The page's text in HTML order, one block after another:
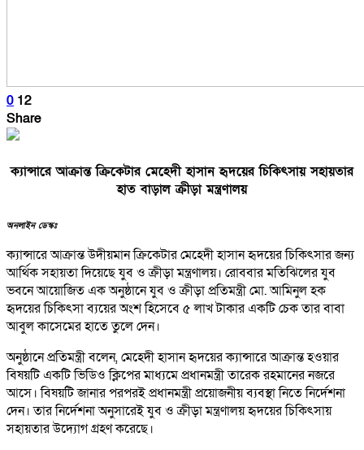
0 12
Share
ক্যান্সারে আক্রান্ত ক্রিকেটার মেহেদী হাসান হৃদয়ের চিকিৎসায় সহায়তার
হাত বাড়াল ক্রীড়া মন্ত্রণালয়
অনলাইন ডেস্কঃ
ক্যান্সারে আক্রান্ত উদীয়মান ক্রিকেটার মেহেদী হাসান হৃদয়ের চিকিৎসার জন্য
আর্থিক সহায়তা দিয়েছে যুব ও ক্রীড়া মন্ত্রণালয়। রোববার মতিঝিলের যুব
ভবনে আয়োজিত এক অনুষ্ঠানে যুব ও ক্রীড়া প্রতিমন্ত্রী মো. আমিনুল হক
হৃদয়ের চিকিৎসা ব্যয়ের অংশ হিসেবে ৫ লাখ টাকার একটি চেক তার বাবা
আবুল কাসেমের হাতে তুলে দেন।
অনুষ্ঠানে প্রতিমন্ত্রী বলেন, মেহেদী হাসান হৃদয়ের ক্যান্সারে আক্রান্ত হওয়ার
বিষয়টি একটি ভিডিও ক্লিপের মাধ্যমে প্রধানমন্ত্রী তারেক রহমানের নজরে
আসে। বিষয়টি জানার পরপরই প্রধানমন্ত্রী প্রয়োজনীয় ব্যবস্থা নিতে নির্দেশনা
দেন। তার নির্দেশনা অনুসারেই যুব ও ক্রীড়া মন্ত্রণালয় হৃদয়ের চিকিৎসায়
সহায়তার উদ্যোগ গ্রহণ করেছে।